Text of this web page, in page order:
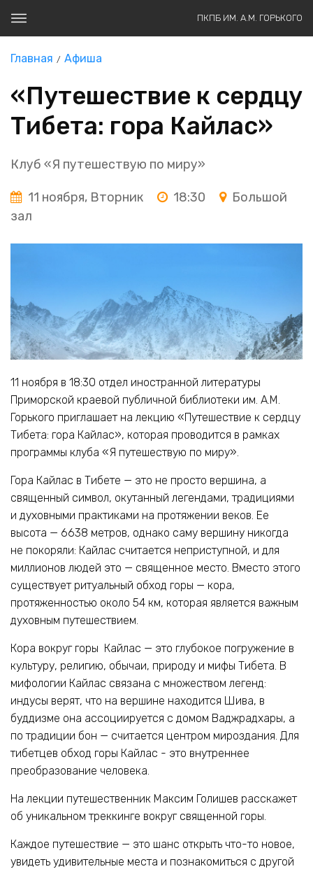
ПКПБ ИМ. А.М. ГОРЬКОГО
Главная Афиша
«Путешествие к сердцу
Тибета: гора Кайлас»
Клуб «Я путешествую по миру»
11 ноября, Вторник 18:30
Большой
зал
11 ноября в 18:30 отдел иностранной литературы
Приморской краевой публичной библиотеки им. А.М.
Горького приглашает на лекцию «Путешествие к сердцу
Тибета: гора Кайлас», которая проводится в рамках
программы клуба «Я путешествую по миру».
Гора Кайлас в Тибете — это не просто вершина, а
священный символ, окутанный легендами, традициями
и духовными практиками на протяжении веков. Ее
высота — 6638 метров, однако саму вершину никогда
не покоряли: Кайлас считается неприступной, и для
миллионов людей это — священное место. Вместо этого
существует ритуальный обход горы — кора,
протяженностью около 54 км, которая является важным
духовным путешествием.
Кора вокруг горы Кайлас — это глубокое погружение в
культуру, религию, обычаи, природу и мифы Тибета. В
мифологии Кайлас связана с множеством легенд:
индусы верят, что на вершине находится Шива, в
буддизме она ассоциируется с домом Ваджрадхары, а
по традиции бон — считается центром мироздания. Для
тибетцев обход горы Кайлас - это внутреннее
преобразование человека.
На лекции путешественник Максим Голишев расскажет
об уникальном треккинге вокруг священной горы.
Каждое путешествие — это шанс открыть что-то новое,
увидеть удивительные места и познакомиться с другой